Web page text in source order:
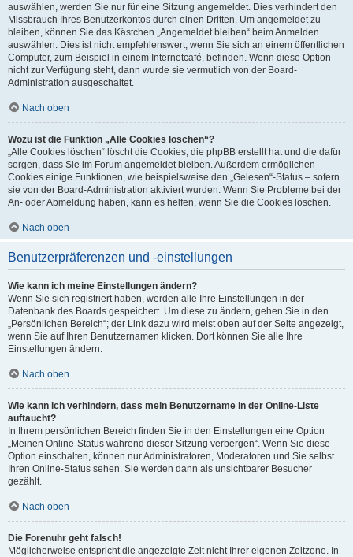
auswählen, werden Sie nur für eine Sitzung angemeldet. Dies verhindert den
Missbrauch Ihres Benutzerkontos durch einen Dritten. Um angemeldet zu
bleiben, können Sie das Kästchen „Angemeldet bleiben“ beim Anmelden
auswählen. Dies ist nicht empfehlenswert, wenn Sie sich an einem öffentlichen
Computer, zum Beispiel in einem Internetcafé, befinden. Wenn diese Option
nicht zur Verfügung steht, dann wurde sie vermutlich von der Board-
Administration ausgeschaltet.
Nach oben
Wozu ist die Funktion „Alle Cookies löschen“?
„Alle Cookies löschen“ löscht die Cookies, die phpBB erstellt hat und die dafür
sorgen, dass Sie im Forum angemeldet bleiben. Außerdem ermöglichen
Cookies einige Funktionen, wie beispielsweise den „Gelesen“-Status – sofern
sie von der Board-Administration aktiviert wurden. Wenn Sie Probleme bei der
An- oder Abmeldung haben, kann es helfen, wenn Sie die Cookies löschen.
Nach oben
Benutzerpräferenzen und -einstellungen
Wie kann ich meine Einstellungen ändern?
Wenn Sie sich registriert haben, werden alle Ihre Einstellungen in der
Datenbank des Boards gespeichert. Um diese zu ändern, gehen Sie in den
„Persönlichen Bereich“; der Link dazu wird meist oben auf der Seite angezeigt,
wenn Sie auf Ihren Benutzernamen klicken. Dort können Sie alle Ihre
Einstellungen ändern.
Nach oben
Wie kann ich verhindern, dass mein Benutzername in der Online-Liste
auftaucht?
In Ihrem persönlichen Bereich finden Sie in den Einstellungen eine Option
„Meinen Online-Status während dieser Sitzung verbergen“. Wenn Sie diese
Option einschalten, können nur Administratoren, Moderatoren und Sie selbst
Ihren Online-Status sehen. Sie werden dann als unsichtbarer Besucher
gezählt.
Nach oben
Die Forenuhr geht falsch!
Möglicherweise entspricht die angezeigte Zeit nicht Ihrer eigenen Zeitzone. In